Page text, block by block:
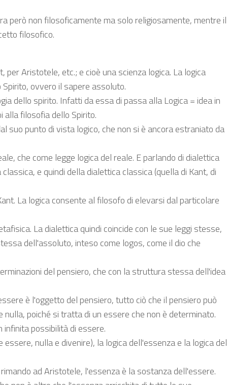
però non filosoficamente ma solo religiosamente, mentre il
filosofico.
Aristotele, etc.; e cioè una scienza logica. La logica
ovvero il sapere assoluto.
dello spirito. Infatti da essa di passa alla Logica = idea in
alla filosofia dello Spirito.
suo punto di vista logico, che non si è ancora estraniato da
che come legge logica del reale. E parlando di dialettica
e quindi della dialettica classica (quella di Kant, di
La logica consente al filosofo di elevarsi dal particolare
La dialettica quindi coincide con le sue leggi stesse,
dell'assoluto, inteso come logos, come il dio che
del pensiero, che con la struttura stessa dell'idea
è l'oggetto del pensiero, tutto ciò che il pensiero può
poiché si tratta di un essere che non è determinato.
infinita possibilità di essere.
nulla e divenire), la logica dell'essenza e la logica del
ad Aristotele, l'essenza è la sostanza dell'essere.